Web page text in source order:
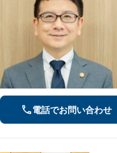
電話でお問い合わせ